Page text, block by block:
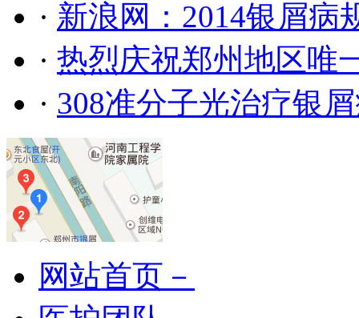
· 新浪网：2014银屑病
· 热烈庆祝郑州地区唯
· 308准分子光治疗银
网站首页－